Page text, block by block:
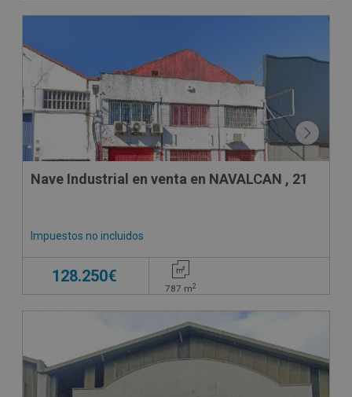
Nave Industrial en venta en NAVALCAN , 21
Impuestos no incluidos
128.250€
787 m2
CONDICIONES ESPECIALES